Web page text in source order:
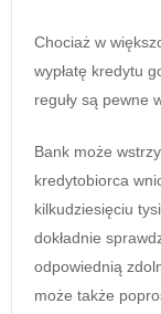
Chociaż w
wypłatę kredytu
reguły są pewne
Bank może
kredytobiorca
kilkudziesięciu
dokładnie
odpowiednią
może także